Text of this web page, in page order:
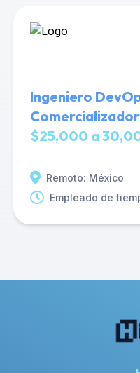
Ingeniero
$25,000 a
Remoto: México
Empleado de